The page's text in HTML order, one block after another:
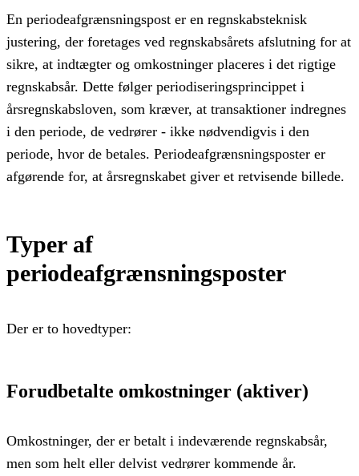
En periodeafgrænsningspost er en regnskabsteknisk
justering, der foretages ved regnskabsårets afslutning for at
sikre, at indtægter og omkostninger placeres i det rigtige
regnskabsår. Dette følger periodiseringsprincippet i
årsregnskabsloven, som kræver, at transaktioner indregnes
i den periode, de vedrører - ikke nødvendigvis i den
periode, hvor de betales. Periodeafgrænsningsposter er
afgørende for, at årsregnskabet giver et retvisende billede.
Typer af
periodeafgrænsningsposter
Der er to hovedtyper:
Forudbetalte omkostninger (aktiver)
Omkostninger, der er betalt i indeværende regnskabsår,
men som helt eller delvist vedrører kommende år.